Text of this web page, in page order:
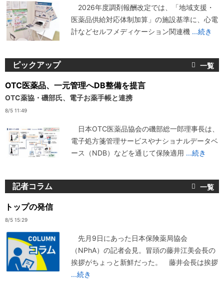
2026年度調剤報酬改定では、「地域支援・
医薬品供給対応体制加算」の施設基準に、心電
計などセルフメディケーション関連機 ...続き
ピックアップ
OTC医薬品、一元管理へDB整備を提言
OTC薬協・磯部氏、電子お薬手帳と連携
8/5 11:49
日本OTC医薬品協会の磯部総一郎理事長は、
電子処方箋管理サービスやナショナルデータベ
ース（NDB）などを通じて保険適用 ...続き
記者コラム
トップの発信
8/5 15:29
先月9日にあった日本保険薬局協会
（NPhA）の記者会見。冒頭の藤井江美会長の
挨拶がちょっと新鮮だった。 藤井会長は挨拶
...続き